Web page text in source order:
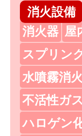
消火設備
消火器 屋
スプリン
水噴霧消
不活性ガ
ハロゲン